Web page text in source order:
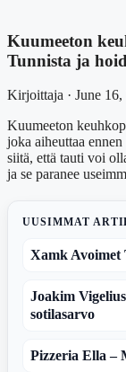
Kuumeeton
Tunnista ja
Kirjoittaja · June 16,
Kuumeeton
joka aiheuttaa
siitä, että tauti voi
ja se paranee
UUSIMMAT
Xamk Avoimet
Joakim
sotilasarvo
Pizzeria Ella –